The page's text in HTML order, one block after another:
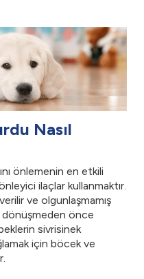
Nasıl
önlemenin en etkili
ilaçlar kullanmaktır.
ve olgunlaşmamış
dönüşmeden önce
sivrisinek
için böcek ve